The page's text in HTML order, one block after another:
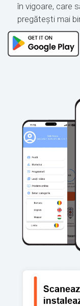
în vigoare, care
pregătești mai